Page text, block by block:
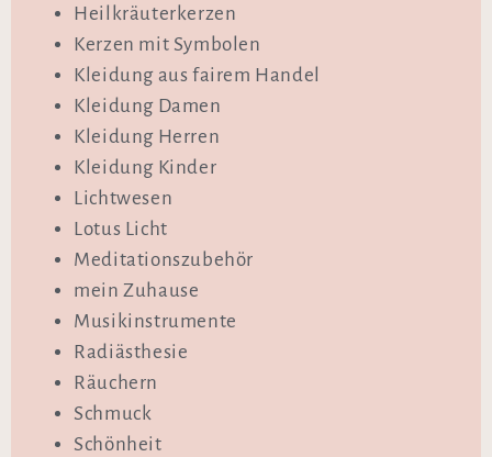
Heilkräuterkerzen
Kerzen mit Symbolen
Kleidung aus fairem Handel
Kleidung Damen
Kleidung Herren
Kleidung Kinder
Lichtwesen
Lotus Licht
Meditationszubehör
mein Zuhause
Musikinstrumente
Radiästhesie
Räuchern
Schmuck
Schönheit